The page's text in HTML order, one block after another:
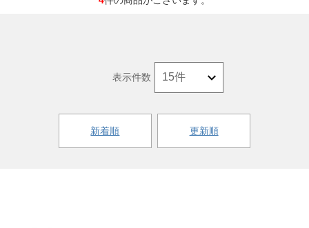
新着順 更新順
表示件数